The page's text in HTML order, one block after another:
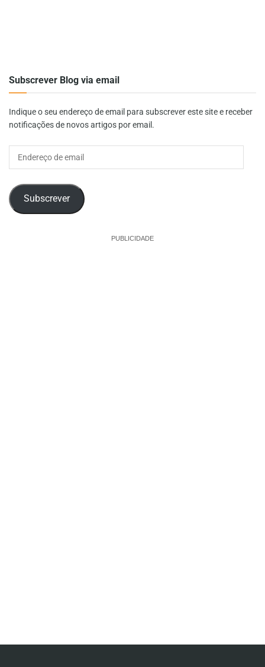
Subscrever Blog via email
Indique o seu endereço de email para subscrever este site e receber
notificações de novos artigos por email.
Subscrever
PUBLICIDADE